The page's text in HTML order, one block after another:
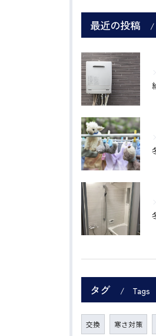
最近の投稿
タグ Tags
交換 寒さ対策